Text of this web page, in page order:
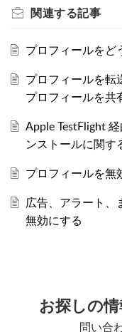
関連する記事
プロフィールをど
プロフィールを転
プロフィールを共
Apple TestFlight
ンストールに関す
プロフィールを無
広告、アラート、
無効にする
お探しの
問い合